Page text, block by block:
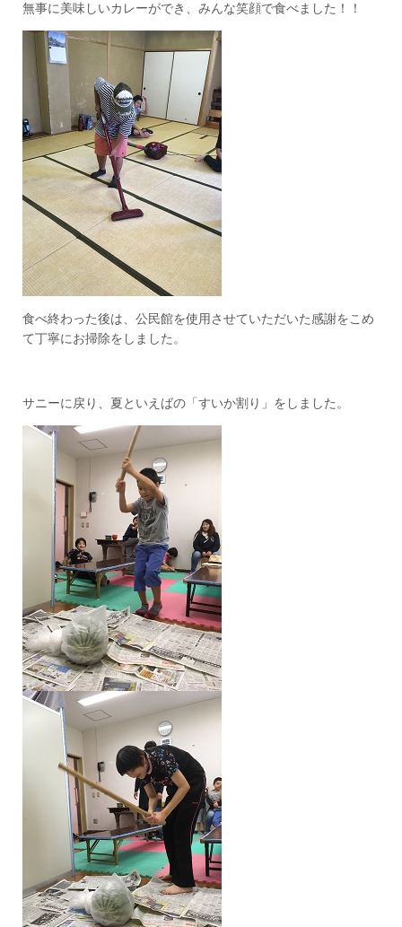
無事に美味しいカレーができ、みんな笑顔で食べました！！
食べ終わった後は、公民館を使用させていただいた感謝をこめ
て丁寧にお掃除をしました。
サニーに戻り、夏といえばの「すいか割り」をしました。